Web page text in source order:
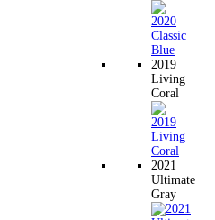
2019
Living
Coral
2021
Ultimate
Gray